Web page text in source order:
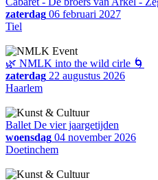
zaterdag 06 februari 2027
Tiel
🌿 NMLK into the wild cirle 🌀
zaterdag 22 augustus 2026
Haarlem
Ballet De vier jaargetijden
woensdag 04 november 2026
Doetinchem